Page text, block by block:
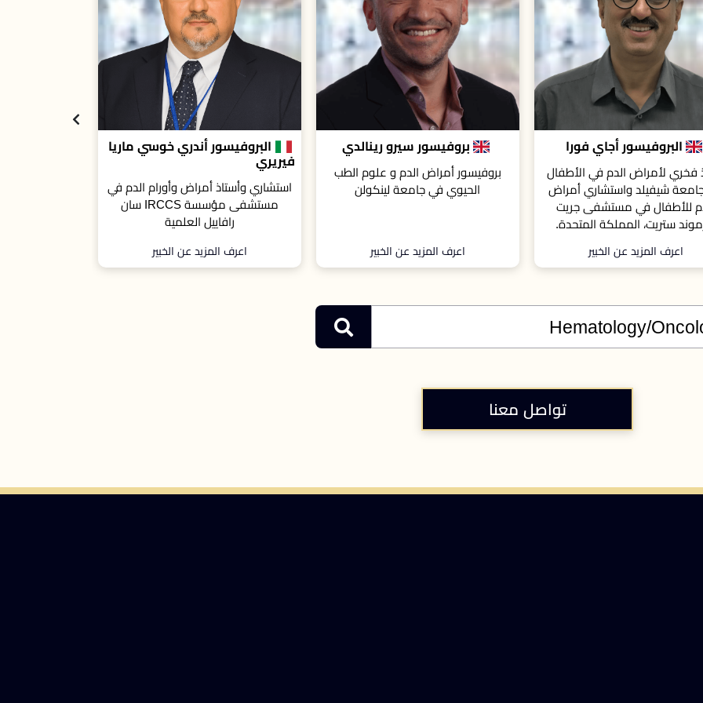
بروفيسور سيرو رينالدي
أمراض الدم و علوم الطب
الحيوي في جامعة لينكولن
اعرف المزيد عن الخبير
البروفيسور أندري خوسي ماريا
استشاري وأستاذ أمراض وأورام الدم في
اعرف المزيد عن الخبير
د. كارين برين
and St Thomas’ NHS Foundation
Trust بالمملكة المتحدة.
اعرف المزيد عن الخبير
تواصل معنا